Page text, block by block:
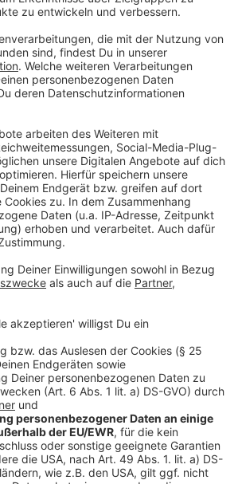
"Die sind einfach gut!" sagt
Fachbereichsleiter*innen. Ihre
gerne an, sagt sie. Das sei ihr
im Dialog.
8 und 9 Uhr fängt sie zu arbeiten
um 22 Uhr im Büro. Dann stellt sie
der Heizung gut
an Wochenenden. Ein Umstand, der